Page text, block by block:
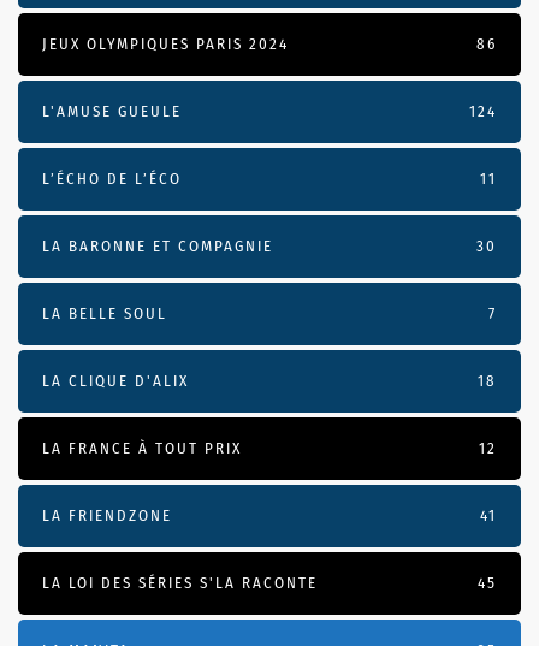
JEUX OLYMPIQUES PARIS 2024 86
L'AMUSE GUEULE 124
L’ÉCHO DE L’ÉCO 11
LA BARONNE ET COMPAGNIE 30
LA BELLE SOUL 7
LA CLIQUE D'ALIX 18
LA FRANCE À TOUT PRIX 12
LA FRIENDZONE 41
LA LOI DES SÉRIES S'LA RACONTE 45